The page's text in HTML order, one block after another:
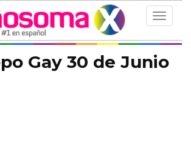
Toggle
Gay 30 de Junio